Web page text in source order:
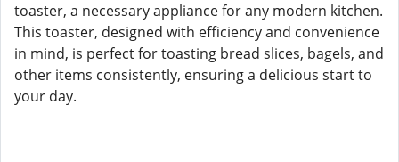
toaster, a necessary appliance for any modern kitchen.
This toaster, designed with efficiency and convenience
in mind, is perfect for toasting bread slices, bagels, and
other items consistently, ensuring a delicious start to
your day.